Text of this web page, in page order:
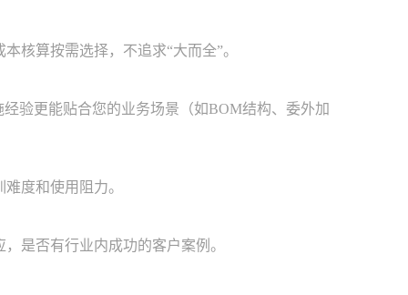
算按需选择，不追求“大而全”。
验更能贴合您的业务场景（如BOM结构、委外加
度和使用阻力。
是否有行业内成功的客户案例。